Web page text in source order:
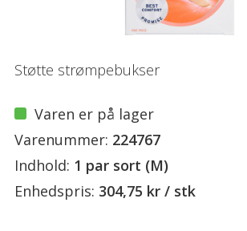
Støtte strømpebukser
Varen er på lager
Varenummer: 224767
Indhold: 1 par sort (M)
Enhedspris: 304,75 kr / stk